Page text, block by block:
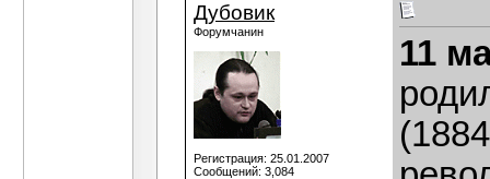
Дубовик
Форумчанин
Регистрация: 25.01.2007
Сообщений: 3,084
11